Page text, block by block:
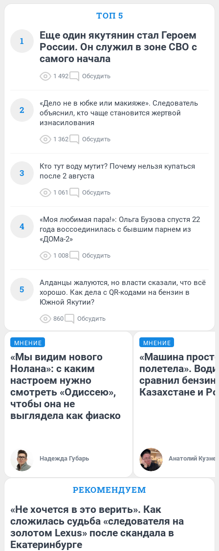
ТОП 5
1
Еще один якутянин стал Героем
России. Он служил в зоне СВО с
самого начала
1 492 Обсудить
2
«Дело не в юбке или макияже». Следователь
объяснил, кто чаще становится жертвой
изнасилования
1 362 Обсудить
3
Кто тут воду мутит? Почему нельзя купаться
после 2 августа
1 061 Обсудить
4
«Моя любимая пара!»: Ольга Бузова спустя 22
года воссоединилась с бывшим парнем из
«ДОМа-2»
1 008 Обсудить
5
Алданцы жалуются, но власти сказали, что всё
хорошо. Как дела с QR-кодами на бензин в
Южной Якутии?
860 Обсудить
МНЕНИЕ
«Мы видим нового
Нолана»: с каким
настроем нужно
смотреть «Одиссею»,
чтобы она не
выглядела как фиаско
Надежда Губарь
МНЕНИЕ
«Машина
полетела».
сравнил бензин
Казахстане и
Анатолий
РЕКОМЕНДУЕМ
«Не хочется в это верить». Как
сложилась судьба «следователя на
золотом Lexus» после скандала в
Екатеринбурге